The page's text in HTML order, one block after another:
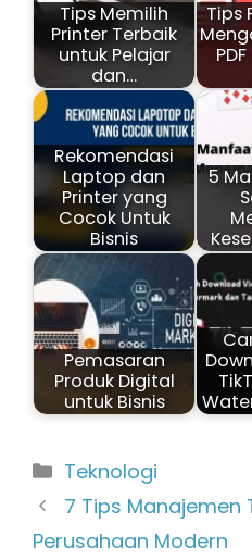
Tips Memilih
Printer Terbaik
untuk Pelajar
dan…
Tips
Rekomendasi
Laptop dan
Printer yang
Cocok Untuk
Bisnis
5
Pemasaran
Produk Digital
untuk Bisnis
Kategori
Teknologi
7 Tips Manajemen
Perusahaan Modern